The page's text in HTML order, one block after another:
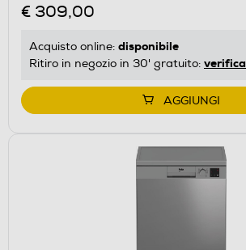
€ 309,00
Acquisto online: disponibile
Ritiro in negozio in 30' gratuito: verifica
AGGIUNGI